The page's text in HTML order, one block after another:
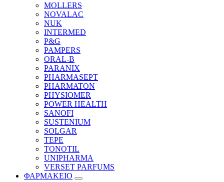
MOLLERS
NOVALAC
NUK
INTERMED
P&G
PAMPERS
ORAL-B
PARANIX
PHARMASEPT
PHARMATON
PHYSIOMER
POWER HEALTH
SANOFI
SUSTENIUM
SOLGAR
TEPE
TONOTIL
UNIPHARMA
VERSET PARFUMS
ΦΑΡΜΑΚΕΙΟ